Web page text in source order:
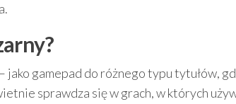
jako gamepad do różnego typu tytułów,
sprawdza się w grach, w których